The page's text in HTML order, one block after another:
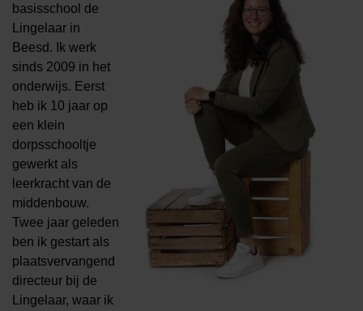
basisschool de
Lingelaar in
Beesd. Ik werk
sinds 2009 in het
onderwijs. Eerst
heb ik 10 jaar op
een klein
dorpsschooltje
gewerkt als
leerkracht van de
middenbouw.
Twee jaar geleden
ben ik gestart als
plaatsvervangend
directeur bij de
Lingelaar, waar ik